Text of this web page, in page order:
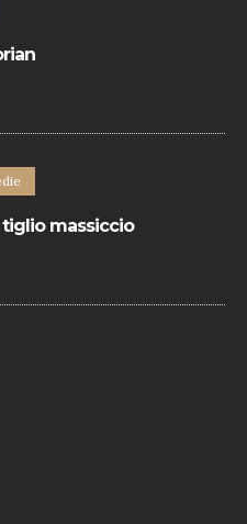
integrandosi in ogni
massiccio
e finiture del legno